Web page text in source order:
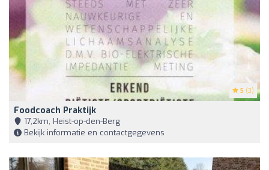
5 (3)
Foodcoach Praktijk
17,2km, Heist-op-den-Berg
Bekijk informatie en contactgegevens